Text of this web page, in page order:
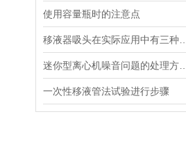
使用容量瓶时的注意点
一次性移液管法试验进行步骤